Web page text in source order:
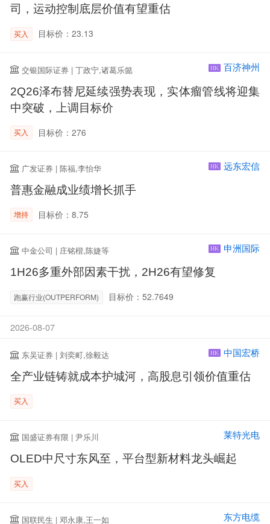
司，运动控制底层价值有望重估
买入 目标价：23.13
交银国际证券 | 丁政宁,诸葛乐懿 HK 百济神州
2Q26泽布替尼延续强势表现，实体瘤管线将迎集
中突破，上调目标价
买入 目标价：276
广发证券 | 陈福,李怡华 HK 远东宏信
普惠金融成业绩增长抓手
增持 目标价：8.75
中金公司 | 庄铭楷,陈婕等 HK 申洲国际
1H26多重外部因素干扰，2H26有望修复
跑赢行业(OUTPERFORM) 目标价：52.7649
2026-08-07
东吴证券 | 刘奕町,徐毅达 HK 中国宏桥
全产业链铸就成本护城河，高股息引领价值重估
买入
国盛证券有限 | 尹乐川 莱特光电
OLED中尺寸东风至，平台型新材料龙头崛起
买入
国联民生 | 邓永康,王一如 东方电缆